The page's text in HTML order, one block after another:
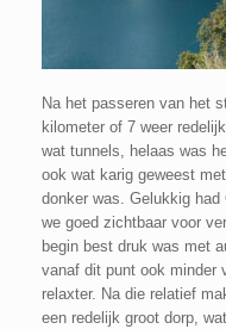
Na het passeren van het
kilometer of 7 weer
wat tunnels, helaas was
ook wat karig geweest
donker was. Gelukkig
we goed zichtbaar voor
begin best druk was met
vanaf dit punt ook minder
relaxter. Na die relatief
een redelijk groot dorp,